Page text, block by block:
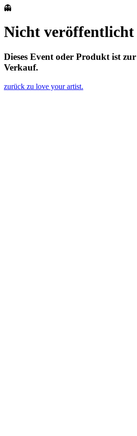
👻
Nicht veröffentlicht
Dieses Event oder Produkt ist
Verkauf.
zurück zu love your artist.